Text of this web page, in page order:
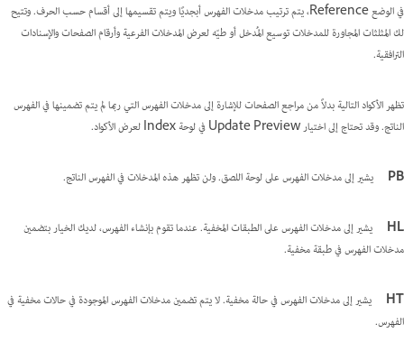
في الوضع Reference، يتم ترتيب مدخلات الفهرس أبجديًا ويتم تقسيمها إلى أقسام حسب الحرف. وتتيح
لك المثلثات المجاورة للمدخلات توسيع المُدخل أو طيّه لعرض المدخلات الفرعية وأرقام الصفحات والإسنادات
الترافقية.
تظهر الأكواد التالية بدلاً من مراجع الصفحات للإشارة إلى مدخلات الفهرس التي ربما لم يتم تضمينها في الفهرس
الناتج. وقد تحتاج إلى اختيار Update Preview في لوحة Index لعرض الأكواد.
PB يشير إلى مدخلات الفهرس على لوحة اللصق. ولن تظهر هذه المدخلات في الفهرس الناتج.
HL
يشير إلى مدخلات الفهرس على الطبقات المخفية. عندما تقوم بإنشاء الفهرس، لديك الخيار بتضمين
مدخلات الفهرس في طبقة مخفية.
HT
يشير إلى مدخلات الفهرس في حالة مخفية. لا يتم تضمين مدخلات الفهرس الموجودة في حالات مخفية في
الفهرس.